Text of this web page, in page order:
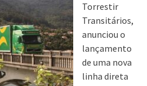
Torrestir
Transitários,
anunciou o
lançamento
de uma nova
linha direta